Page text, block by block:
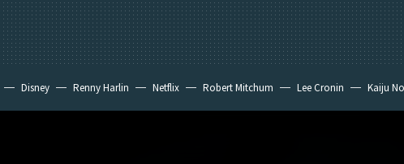
Disney Renny Harlin Netflix Robert Mitchum Lee Cronin Kaiju